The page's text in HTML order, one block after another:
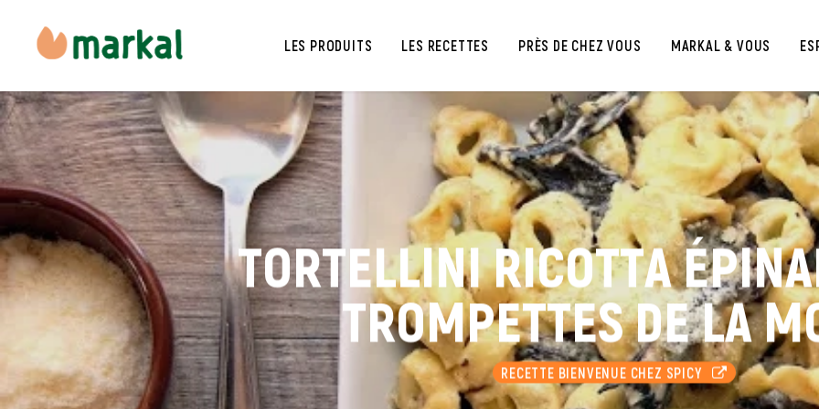
LES PRODUITS LES RECETTES PRÈS DE CHEZ VOUS MARKAL & VOUS
TORTELLINI RICOTTA
TROMPETTES DE LA
RECETTE BIENVENUE CHEZ SPICY